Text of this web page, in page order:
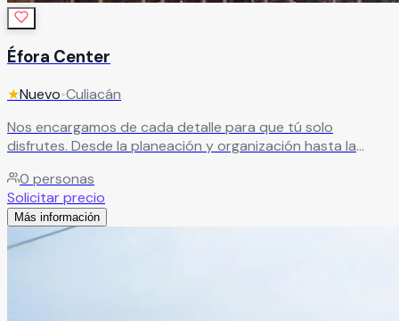
Éfora Center
★Nuevo•Culiacán
Nos encargamos de cada detalle para que tú solo
disfrutes. Desde la planeación y organización hasta la
precisión y dedicación. Vive una celebración sin estrés,
donde todo está pensado para que sea perfecto.
Leer más
0 personas
Solicitar precio
Más información